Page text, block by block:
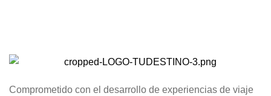
Comprometido con el desarrollo de experiencias de viaje